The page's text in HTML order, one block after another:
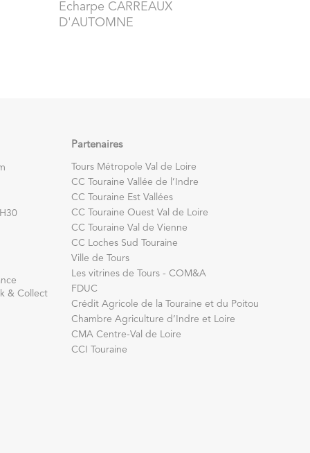
Echarpe CARREAUX
D'AUTOMNE
& Collect
Partenaires
Tours Métropole Val de Loire
CC Touraine Vallée de l’Indre
CC Touraine Est Vallées
CC Touraine Ouest Val de Loire
CC Touraine Val de Vienne
CC Loches Sud Touraine
Ville de Tours
Les vitrines de Tours - COM&A
FDUC
Crédit Agricole de la Touraine et du Poitou
Chambre Agriculture d’Indre et Loire
CMA Centre-Val de Loire
CCI Touraine